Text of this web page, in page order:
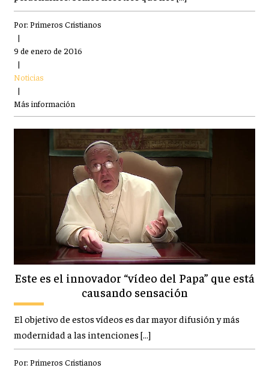
Por: Primeros Cristianos
|
9 de enero de 2016
|
Noticias
|
Más información
Este es el innovador “vídeo del Papa” que está
causando sensación
El objetivo de estos vídeos es dar mayor difusión y más
modernidad a las intenciones […]
Por: Primeros Cristianos